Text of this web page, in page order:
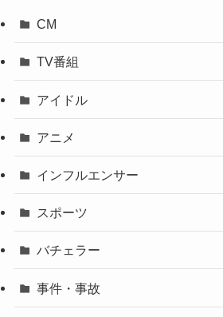
CM
TV番組
アイドル
アニメ
インフルエンサー
スポーツ
バチェラー
事件・事故